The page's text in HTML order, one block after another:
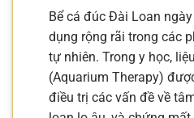
Bể cá đúc Đài Loan
dụng rộng rãi trong các
tự nhiên. Trong y học,
(Aquarium Therapy)
điều trị các vấn đề về